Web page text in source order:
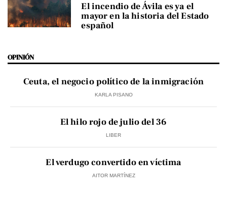
El incendio de Ávila es ya el
mayor en la historia del Estado
español
OPINIÓN
Ceuta, el negocio político de la inmigración
KARLA PISANO
El hilo rojo de julio del 36
LIBER
El verdugo convertido en víctima
AITOR MARTÍNEZ